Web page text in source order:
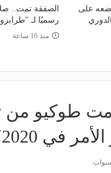
على
الصفقة تمت..
رسميًا لـ
منذ 16 ساعة
في 2020؟